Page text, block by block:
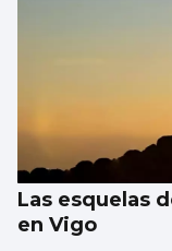
Las esquelas
en Vigo